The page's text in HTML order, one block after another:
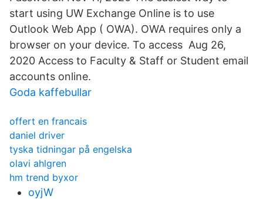
start using UW Exchange Online is to use
Outlook Web App ( OWA). OWA requires only a
browser on your device. To access Aug 26,
2020 Access to Faculty & Staff or Student email
accounts online.
Goda kaffebullar
offert en francais
daniel driver
tyska tidningar på engelska
olavi ahlgren
hm trend byxor
oyjW